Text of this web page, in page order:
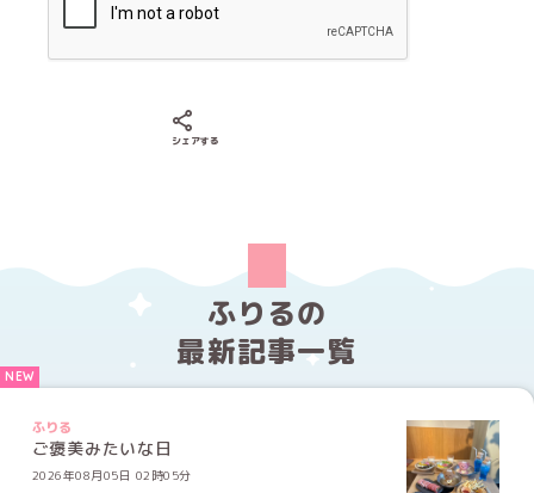
シェアする
ふりるの
最新記事一覧
ふりる
ご褒美みたいな日
2026年08月05日 02時05分